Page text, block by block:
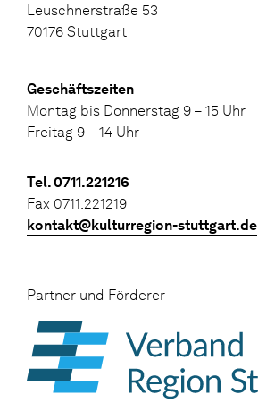
Leuschnerstraße 53
70176 Stuttgart
Geschäftszeiten
Montag bis Donnerstag 9 – 15 Uhr
Freitag 9 – 14 Uhr
Tel. 0711.221216
Fax 0711.221219
kontakt@kulturregion-stuttgart.de
Partner und Förderer